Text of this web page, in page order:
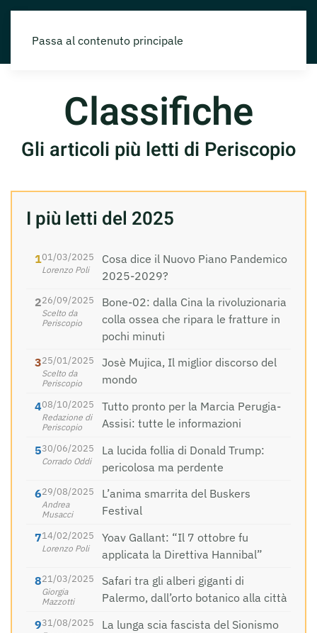
Passa al contenuto principale
Classifiche
Gli articoli più letti di Periscopio
I più letti del 2025
01/03/2025
Lorenzo Poli
Cosa dice il Nuovo Piano Pandemico
2025-2029?
26/09/2025
Scelto da
Periscopio
Bone-02: dalla Cina la rivoluzionaria
colla ossea che ripara le fratture in
pochi minuti
25/01/2025
Scelto da
Periscopio
Josè Mujica, Il miglior discorso del
mondo
08/10/2025
Redazione di
Periscopio
Tutto pronto per la Marcia Perugia-
Assisi: tutte le informazioni
30/06/2025
Corrado Oddi
La lucida follia di Donald Trump:
pericolosa ma perdente
29/08/2025
Andrea
Musacci
L’anima smarrita del Buskers
Festival
14/02/2025
Lorenzo Poli
Yoav Gallant: “Il 7 ottobre fu
applicata la Direttiva Hannibal”
21/03/2025
Giorgia
Mazzotti
Safari tra gli alberi giganti di
Palermo, dall’orto botanico alla città
31/08/2025 La lunga scia fascista del Sionismo